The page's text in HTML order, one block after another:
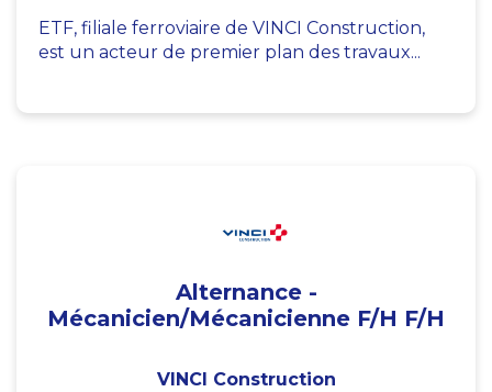
ETF, filiale ferroviaire de VINCI Construction,
est un acteur de premier plan des travaux...
Alternance -
Mécanicien/Mécanicienne F/H F/H
VINCI Construction